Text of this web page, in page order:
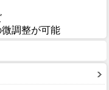
調整が可能